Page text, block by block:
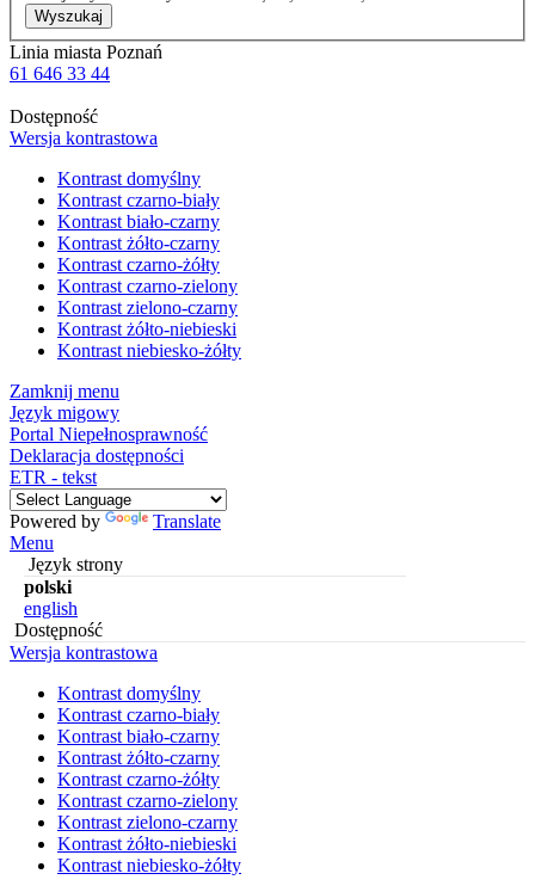
Wyszukaj
Linia miasta Poznań
61 646 33 44
Dostępność
Wersja kontrastowa
Kontrast domyślny
Kontrast czarno-biały
Kontrast biało-czarny
Kontrast żółto-czarny
Kontrast czarno-żółty
Kontrast czarno-zielony
Kontrast zielono-czarny
Kontrast żółto-niebieski
Kontrast niebiesko-żółty
Zamknij menu
Język migowy
Portal Niepełnosprawność
Deklaracja dostępności
ETR - tekst
Powered by
Translate
Menu
Język strony
polski
english
Dostępność
Wersja kontrastowa
Kontrast domyślny
Kontrast czarno-biały
Kontrast biało-czarny
Kontrast żółto-czarny
Kontrast czarno-żółty
Kontrast czarno-zielony
Kontrast zielono-czarny
Kontrast żółto-niebieski
Kontrast niebiesko-żółty